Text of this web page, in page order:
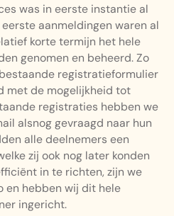
was in eerste instantie al
aanmeldingen waren al
korte termijn het hele
genomen en beheerd. Zo
registratieformulier
met de mogelijkheid tot
registraties hebben we
alsnog gevraagd naar hun
alle deelnemers een
zij ook nog later konden
in te richten, zijn we
en hebben wij dit hele
ingericht.